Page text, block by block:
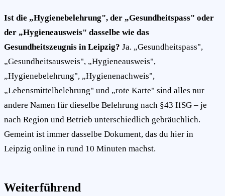
Ist die „Hygienebelehrung", der „Gesundheitspass" oder
der „Hygieneausweis" dasselbe wie das
Gesundheitszeugnis in Leipzig? Ja. „Gesundheitspass",
„Gesundheitsausweis", „Hygieneausweis",
„Hygienebelehrung", „Hygienenachweis",
„Lebensmittelbelehrung" und „rote Karte" sind alles nur
andere Namen für dieselbe Belehrung nach §43 IfSG – je
nach Region und Betrieb unterschiedlich gebräuchlich.
Gemeint ist immer dasselbe Dokument, das du hier in
Leipzig online in rund 10 Minuten machst.
Weiterführend